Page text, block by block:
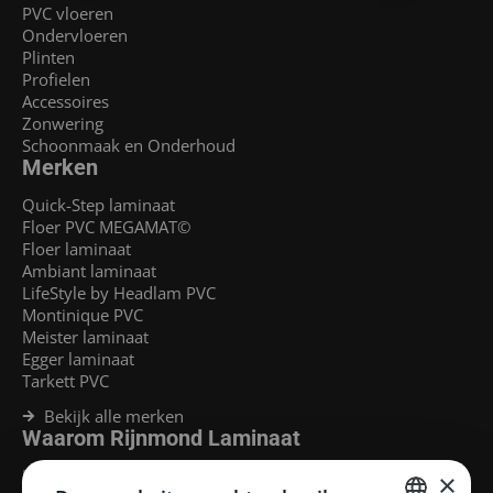
PVC vloeren
Ondervloeren
Plinten
Profielen
Accessoires
Zonwering
Schoonmaak en Onderhoud
Merken
Quick-Step laminaat
Floer PVC MEGAMAT©
Floer laminaat
Ambiant laminaat
LifeStyle by Headlam PVC
Montinique PVC
Meister laminaat
Egger laminaat
Tarkett PVC
Bekijk alle merken
Waarom Rijnmond Laminaat
Legservice
×